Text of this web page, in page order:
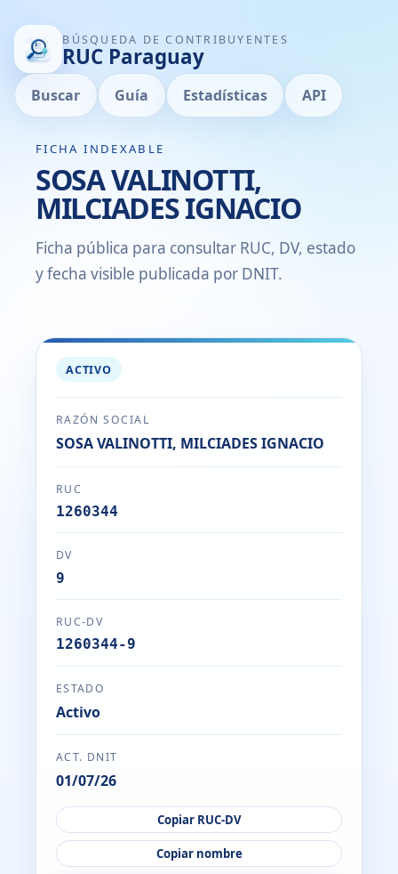
BÚSQUEDA DE CONTRIBUYENTES
RUC Paraguay
Buscar Guía Estadísticas API
FICHA INDEXABLE
SOSA VALINOTTI,
MILCIADES IGNACIO
Ficha pública para consultar RUC, DV, estado
y fecha visible publicada por DNIT.
ACTIVO
RAZÓN SOCIAL
SOSA VALINOTTI, MILCIADES IGNACIO
RUC
1260344
DV
9
RUC-DV
1260344-9
ESTADO
Activo
ACT. DNIT
01/07/26
Copiar RUC-DV
Copiar nombre